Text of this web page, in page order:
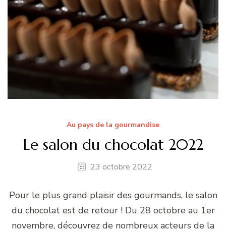
Au pays de la gourmandise
Le salon du chocolat 2022
23 octobre 2022
Pour le plus grand plaisir des gourmands, le salon
du chocolat est de retour ! Du 28 octobre au 1er
novembre, découvrez de nombreux acteurs de la